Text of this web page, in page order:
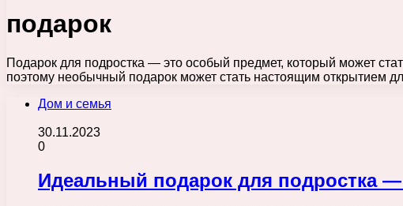
подарок
Подарок для подростка — это особый предмет, который может
поэтому необычный подарок может стать настоящим открытием
Дом и семья
30.11.2023
0
Идеальный подарок для подростка